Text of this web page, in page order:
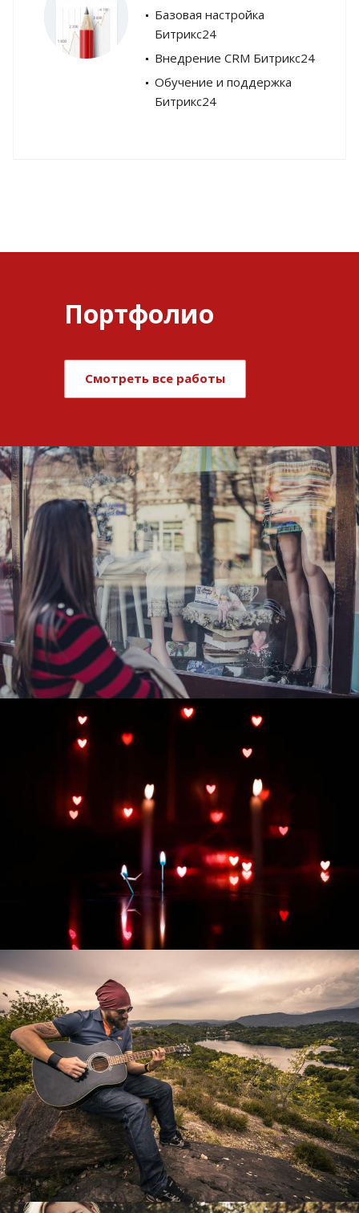
Базовая настройка
Битрикс24
Внедрение CRM Битрикс24
Обучение и поддержка
Битрикс24
Портфолио
Смотреть все работы
Развитие и поддержка интернет-
витрины StepClub
Смотреть проект
Развитие интернет-магазина "Всё для
праздника"
Смотреть проект
Перевод интернет-магазина
Guitaramania.ru на 1С-Битрикс
Смотреть проект